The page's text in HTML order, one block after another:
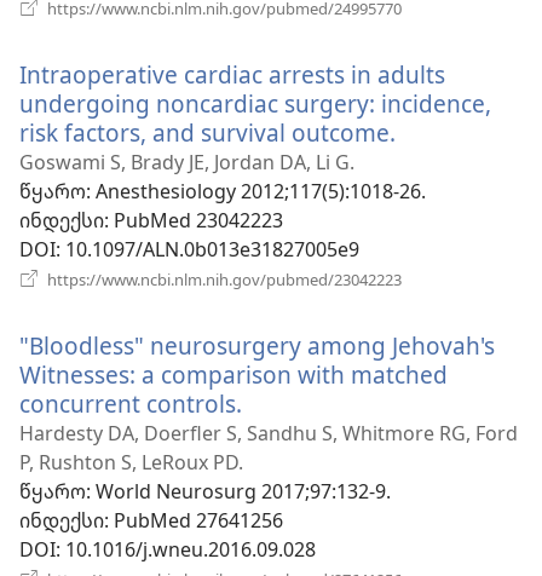
https://www.ncbi.nlm.nih.gov/pubmed/24995770
Intraoperative cardiac arrests in adults
undergoing noncardiac surgery: incidence,
risk factors, and survival outcome.
ფანჯარა)
Goswami S, Brady JE, Jordan DA, Li G.
წყარო‎: Anesthesiology 2012;117(5):1018-26.
ინდექსი‎: PubMed 23042223
DOI‎: 10.1097/ALN.0b013e31827005e9
https://www.ncbi.nlm.nih.gov/pubmed/23042223
"Bloodless" neurosurgery among Jehovah's
Witnesses: a comparison with matched
concurrent controls.
ახალი
Hardesty DA, Doerfler S, Sandhu S, Whitmore RG, Ford
P, Rushton S, LeRoux PD.
წყარო‎: World Neurosurg 2017;97:132-9.
ინდექსი‎: PubMed 27641256
DOI‎: 10.1016/j.wneu.2016.09.028